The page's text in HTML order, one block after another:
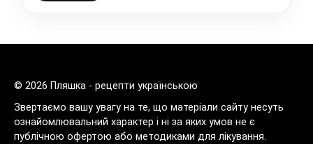
© 2026 Пляшка - рецепти українською
Звертаємо вашу увагу на те, що матеріали сайту несуть
ознайомлювальний характер і ні за яких умов не є
публічною офертою або методиками для лікування.